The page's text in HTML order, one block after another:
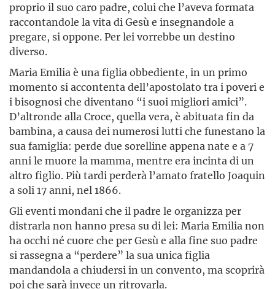
proprio il suo caro padre, colui che l’aveva formata
raccontandole la vita di Gesù e insegnandole a
pregare, si oppone. Per lei vorrebbe un destino
diverso.
Maria Emilia è una figlia obbediente, in un primo
momento si accontenta dell’apostolato tra i poveri e
i bisognosi che diventano “i suoi migliori amici”.
D’altronde alla Croce, quella vera, è abituata fin da
bambina, a causa dei numerosi lutti che funestano la
sua famiglia: perde due sorelline appena nate e a 7
anni le muore la mamma, mentre era incinta di un
altro figlio. Più tardi perderà l’amato fratello Joaquin
a soli 17 anni, nel 1866.
Gli eventi mondani che il padre le organizza per
distrarla non hanno presa su di lei: Maria Emilia non
ha occhi né cuore che per Gesù e alla fine suo padre
si rassegna a “perdere” la sua unica figlia
mandandola a chiudersi in un convento, ma scoprirà
poi che sarà invece un ritrovarla.